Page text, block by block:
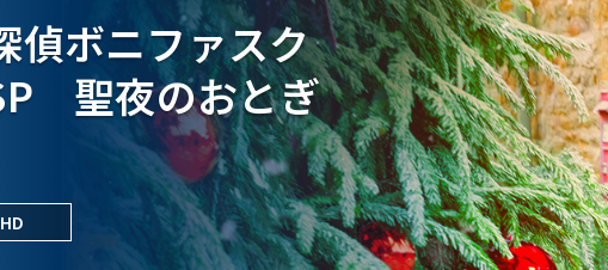
偵ボニファスク
聖夜のおとぎ
HD